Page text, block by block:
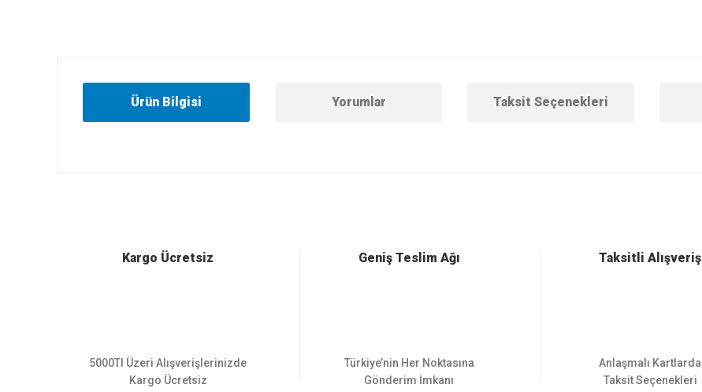
Ürün Bilgisi Yorumlar Taksit Seçenekleri
Ürün bilgilerinde hatalar bulunuyor.
Kargo Ücretsiz
5000Tl Üzeri Alışverişlerinizde
Kargo Ücretsiz
Geniş Teslim Ağı
Türkiye’nin Her Noktasına
Gönderim İmkanı
Taksitli Alışveriş
Anlaşmalı Kartlarda
Taksit Seçenekleri